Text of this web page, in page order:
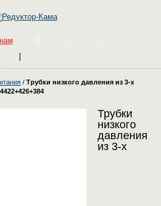
/ Трубки низкого давления из 3-х
Трубки
низкого
давления
из 3-х